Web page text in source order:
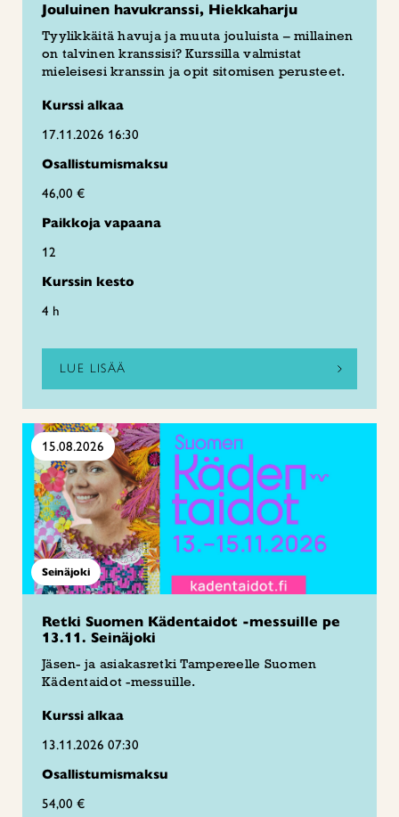
Jouluinen havukranssi, Hiekkaharju
Tyylikkäitä havuja ja muuta jouluista – millainen
on talvinen kranssisi? Kurssilla valmistat
mieleisesi kranssin ja opit sitomisen perusteet.
Kurssi alkaa
17.11.2026 16:30
Osallistumismaksu
46,00 €
Paikkoja vapaana
12
Kurssin kesto
4 h
LUE LISÄÄ
15.08.2026
Seinäjoki
Retki Suomen Kädentaidot -messuille pe
13.11. Seinäjoki
Jäsen- ja asiakasretki Tampereelle Suomen
Kädentaidot -messuille.
Kurssi alkaa
13.11.2026 07:30
Osallistumismaksu
54,00 €